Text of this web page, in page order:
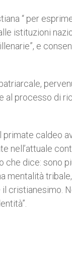
“ per
istituzioni
e
processo di
primate caldeo
nell’attuale
che dice: sono
mentalità
il